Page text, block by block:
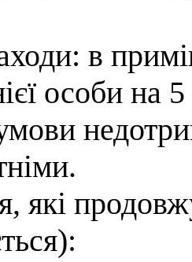
в
особи на
які